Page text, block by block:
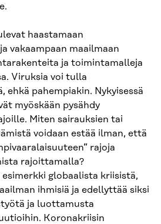
haastamaan
vakaampaan maailmaan
ja toimintamalleja
Viruksia voi tulla
ehkä pahempiakin. Nykyisessä
myöskään pysähdy
Miten sairauksien tai
voidaan estää ilman, että
rajoja
rajoittamalla?
globaalista kriisistä,
ihmisiä ja edellyttää siksi
ja luottamusta
Koronakriisin